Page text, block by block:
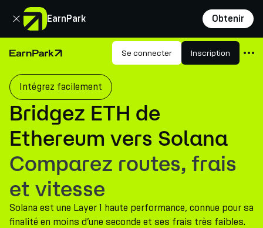
EarnPark Obtenir
Fermer
Page d'accueil Se connecter Inscription
Produits
Marchés
Calculatrices
PARK Token
Ressources
Entreprise
Intégrez facilement
Bridgez ETH de
Ethereum vers Solana
Comparez routes, frais
et vitesse
Solana est une Layer 1 haute performance, connue pour sa
finalité en moins d’une seconde et ses frais très faibles.